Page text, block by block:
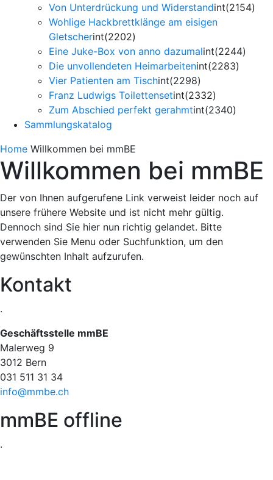
Von Unterdrückung und Widerstandint(2154)
Wohlige Hackbrettklänge am eisigen
Gletscherint(2202)
Eine Juke-Box von anno dazumalint(2244)
Die unvollendeten Heimarbeitenint(2283)
Vier Patienten am Tischint(2298)
Franz Ludwigs Toilettensetint(2332)
Zum Abschied perfekt gerahmtint(2340)
Sammlungskatalog
Home Willkommen bei mmBE
Willkommen bei mmBE
Der von Ihnen aufgerufene Link verweist leider noch auf
unsere frühere Website und ist nicht mehr gültig.
Dennoch sind Sie hier nun richtig gelandet. Bitte
verwenden Sie Menu oder Suchfunktion, um den
gewünschten Inhalt aufzurufen.
Kontakt
.
Geschäftsstelle mmBE
Malerweg 9
3012 Bern
031 511 31 34
info@mmbe.ch
mmBE offline
.